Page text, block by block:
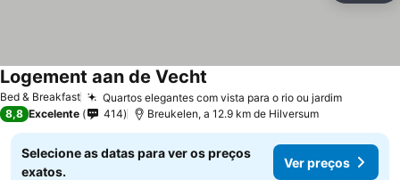
Bed & Breakfast Quartos elegantes com vista para o rio ou jardim
Logement aan de Vecht
8,8 Excelente 414 Breukelen, a 12.9 km de Hilversum
Selecione as datas para ver os preços
exatos.
Ver preços